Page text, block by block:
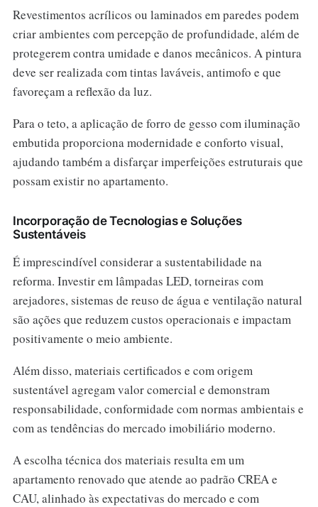
Revestimentos acrílicos ou laminados em paredes podem
criar ambientes com percepção de profundidade, além de
protegerem contra umidade e danos mecânicos. A pintura
deve ser realizada com tintas laváveis, antimofo e que
favoreçam a reflexão da luz.
Para o teto, a aplicação de forro de gesso com iluminação
embutida proporciona modernidade e conforto visual,
ajudando também a disfarçar imperfeições estruturais que
possam existir no apartamento.
Incorporação de Tecnologias e Soluções
Sustentáveis
É imprescindível considerar a sustentabilidade na
reforma. Investir em lâmpadas LED, torneiras com
arejadores, sistemas de reuso de água e ventilação natural
são ações que reduzem custos operacionais e impactam
positivamente o meio ambiente.
Além disso, materiais certificados e com origem
sustentável agregam valor comercial e demonstram
responsabilidade, conformidade com normas ambientais e
com as tendências do mercado imobiliário moderno.
A escolha técnica dos materiais resulta em um
apartamento renovado que atende ao padrão CREA e
CAU, alinhado às expectativas do mercado e com